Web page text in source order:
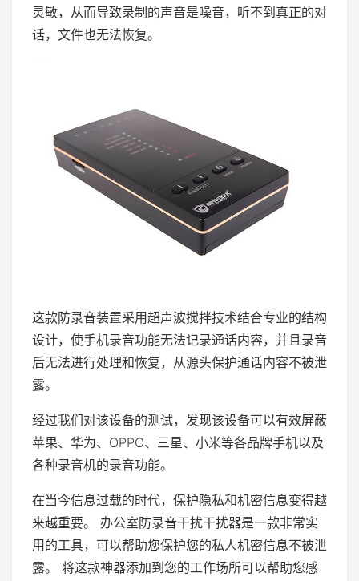
灵敏，从而导致录制的声音是噪音，听不到真正的对
话，文件也无法恢复。
这款防录音装置采用超声波搅拌技术结合专业的结构
设计，使手机录音功能无法记录通话内容，并且录音
后无法进行处理和恢复，从源头保护通话内容不被泄
露。
经过我们对该设备的测试，发现该设备可以有效屏蔽
苹果、华为、OPPO、三星、小米等各品牌手机以及
各种录音机的录音功能。
在当今信息过载的时代，保护隐私和机密信息变得越
来越重要。 办公室防录音干扰干扰器是一款非常实
用的工具，可以帮助您保护您的私人机密信息不被泄
露。 将这款神器添加到您的工作场所可以帮助您感